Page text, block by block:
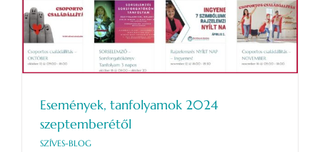
Események, tanfolyamok 2024
szeptemberétől
SZÍVES-BLOG